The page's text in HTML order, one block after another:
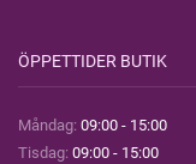
ÖPPETTIDER BUTIK
Måndag: 09:00 - 15:00
Tisdag: 09:00 - 15:00